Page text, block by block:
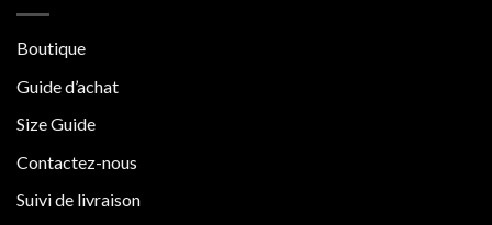
Boutique
Guide d’achat
Size Guide
Contactez-nous
Suivi de livraison